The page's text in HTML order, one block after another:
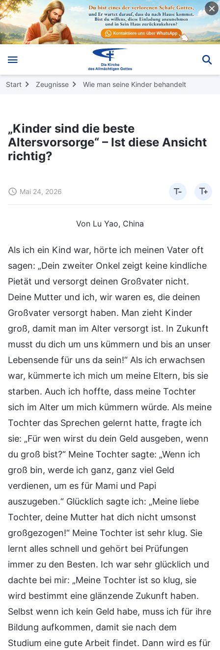
Start Zeugnisse Wie man seine Kinder behandelt
„Kinder sind die beste
Altersvorsorge“ – Ist diese Ansicht
richtig?
Mai 24, 2026
Von Lu Yao, China
Als ich ein Kind war, hörte ich meinen Vater oft
sagen: „Dein zweiter Onkel zeigt keine kindliche
Pietät und versorgt deinen Großvater nicht.
Deine Mutter und ich, wir waren es, die deinen
Großvater versorgt haben. Man zieht Kinder
groß, damit man im Alter versorgt ist. In Zukunft
musst du dich um uns kümmern und bis an unser
Lebensende für uns da sein!“ Als ich erwachsen
war, kümmerte ich mich um meine Eltern, bis sie
starben. Auch ich hoffte, dass meine Tochter
sich im Alter um mich kümmern würde. Als meine
Tochter das Sprechen gelernt hatte, fragte ich
sie: „Für wen wirst du dein Geld ausgeben, wenn
du groß bist?“ Meine Tochter sagte: „Wenn ich
groß bin, werde ich ganz, ganz viel Geld
verdienen, um es für Mami und Papi
auszugeben.“ Glücklich sagte ich: „Meine liebe
Tochter, deine Mutter hat dich nicht umsonst
großgezogen!“ Meine Tochter ist sehr klug. Sie
lernt alles schnell und gehört bei Prüfungen
immer zu den Besten. Ich war sehr glücklich und
dachte bei mir: „Meine Tochter ist so klug, sie
wird bestimmt eine glänzende Zukunft haben.
Selbst wenn ich kein Geld habe, muss ich für ihre
Bildung aufkommen, damit sie nach dem
Studium eine gute Arbeit findet. Dann wird es für